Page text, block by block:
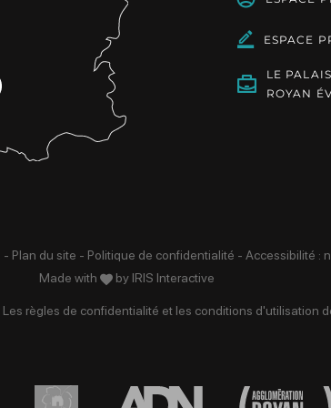
ESPACE
LE PALAIS
ROYAN
- Plan du site - Politique de confidentialité - Accessibilité :
Made with
by IRIS Interactive
Les règles de confidentialité et les conditions d'utilisation